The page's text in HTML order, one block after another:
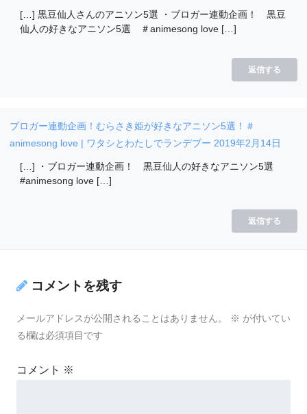
[…] 黒豆仙人さんのアニソン5選 ・ブロガー連動企画！ 黒豆
仙人の好きなアニソン5選 ＃animesong love […]
返信する
ブロガー連動企画！むらさき姫が好きなアニソン5選！＃
animesong love | ワタシとわたしでランデブー 2019年2月14日
[…] ・ブロガー連動企画！ 黒豆仙人の好きなアニソン5選
#animesong love […]
返信する
コメントを残す
メールアドレスが公開されることはありません。 ※ が付いてい
る欄は必須項目です
コメント ※